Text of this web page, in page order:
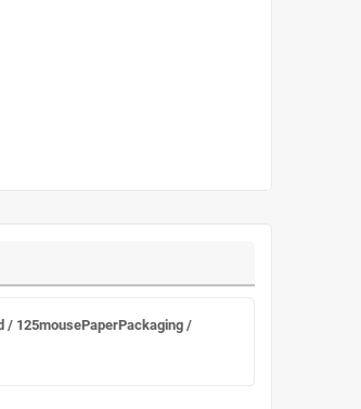
/ 125mousePaperPackaging /